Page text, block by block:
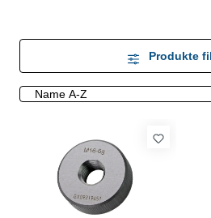
Produkte